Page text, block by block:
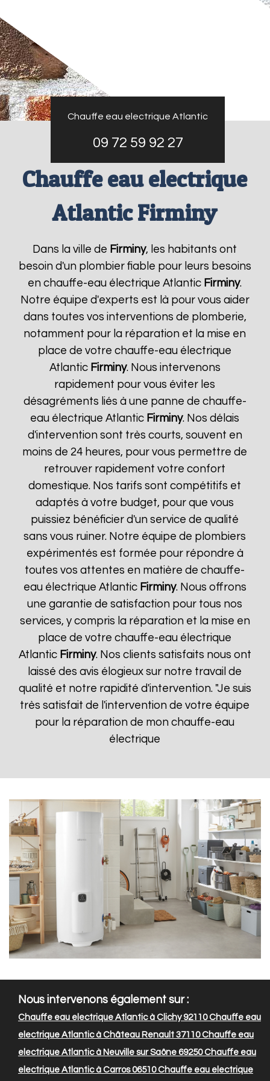
Chauffe eau electrique Atlantic
09 72 59 92 27
Chauffe eau electrique
Atlantic Firminy
Dans la ville de Firminy, les habitants ont
besoin d'un plombier fiable pour leurs besoins
en chauffe-eau électrique Atlantic Firminy.
Notre équipe d'experts est là pour vous aider
dans toutes vos interventions de plomberie,
notamment pour la réparation et la mise en
place de votre chauffe-eau électrique
Atlantic Firminy. Nous intervenons
rapidement pour vous éviter les
désagréments liés à une panne de chauffe-
eau électrique Atlantic Firminy. Nos délais
d'intervention sont très courts, souvent en
moins de 24 heures, pour vous permettre de
retrouver rapidement votre confort
domestique. Nos tarifs sont compétitifs et
adaptés à votre budget, pour que vous
puissiez bénéficier d'un service de qualité
sans vous ruiner. Notre équipe de plombiers
expérimentés est formée pour répondre à
toutes vos attentes en matière de chauffe-
eau électrique Atlantic Firminy. Nous offrons
une garantie de satisfaction pour tous nos
services, y compris la réparation et la mise en
place de votre chauffe-eau électrique
Atlantic Firminy. Nos clients satisfaits nous ont
laissé des avis élogieux sur notre travail de
qualité et notre rapidité d'intervention. "Je suis
très satisfait de l'intervention de votre équipe
pour la réparation de mon chauffe-eau
électrique
Nous intervenons également sur :
Chauffe eau electrique Atlantic à Clichy 92110Chauffe eau
electrique Atlantic à Château Renault 37110Chauffe eau
electrique Atlantic à Neuville sur Saône 69250Chauffe eau
electrique Atlantic à Carros 06510Chauffe eau electrique